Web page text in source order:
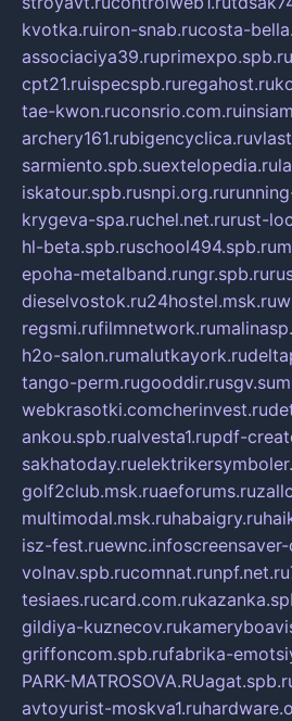
kvotka.ruiron-snab.rucosta-
associaciya39.ruprimexpo.spb.ru
cpt21.ruispecspb.ruregahost.ru
tae-kwon.ruconsrio.com.ru
archery161.rubigencyclica.ru
sarmiento.spb.suextelopedia.ru
iskatour.spb.rusnpi.org.ru
krygeva-spa.ruchel.net.rurust-
hl-beta.spb.ruschool494.spb.ru
epoha-metalband.rungr.spb.ru
dieselvostok.ru24hostel.msk.ru
regsmi.rufilmnetwork.ru
h2o-salon.rumalutkayork.ru
tango-perm.rugooddir.rusgv.su
webkrasotki.comcherinvest.ru
ankou.spb.rualvesta1.rupdf-
sakhatoday.ru
golf2club.msk.ruaeforums.ru
multimodal.msk.ruhabaigry.ru
isz-fest.ruewnc.info
volnav.spb.rucomnat.runpf.net.ru
tesiaes.rucard.com.ru
gildiya-kuznecov.ru
griffoncom.spb.rufabrika-
PARK-MATROSOVA.RU
avtoyurist-moskva1.ru